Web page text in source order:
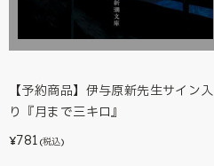
【予約商品】伊与原新先生サイン入
り『月まで三キロ』
¥781 (税込)